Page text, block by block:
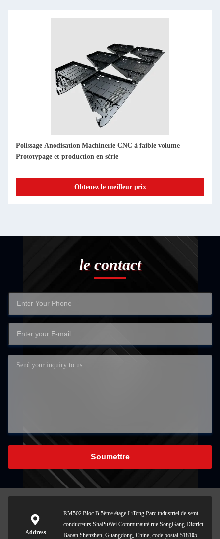
Machinerie CNC innovante à faible volume pour la production
à petite échelle
Obtenez le meilleur prix
le contact
Soumettre
Address
RM502 Bloc B 5ème étage LiTong Parc industriel de semi-
conducteurs ShaPuWei Communauté rue SongGang District
Baoan Shenzhen, Guangdong, Chine, code postal 518105